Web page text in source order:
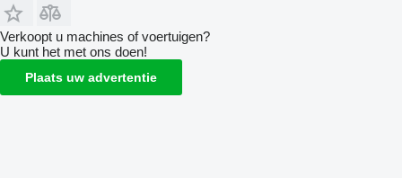
Verkoopt u machines of voertuigen?
U kunt het met ons doen!
Plaats uw advertentie